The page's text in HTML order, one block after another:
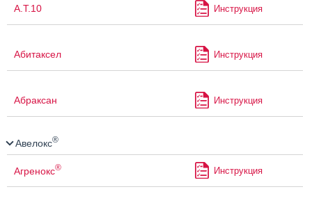
А.Т.10 Инструкция
Абитаксел Инструкция
Абраксан Инструкция
Авелокс®
Агренокс® Инструкция